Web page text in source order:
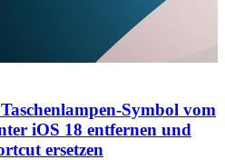
Symbol vom
iOS 18 entfernen und
ersetzen